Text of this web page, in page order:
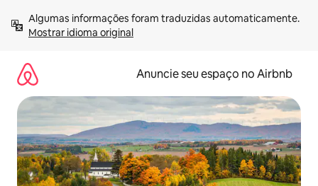
para
Mostrar idioma original
Anuncie seu espaço no Airbnb